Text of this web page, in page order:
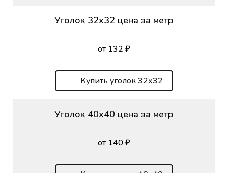
Уголок 32х32 цена за метр
от 132 ₽
Купить уголок 32х32
Уголок 40х40 цена за метр
от 140 ₽